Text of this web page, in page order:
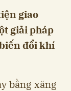
giao
giải pháp
đổi khí
bằng xăng